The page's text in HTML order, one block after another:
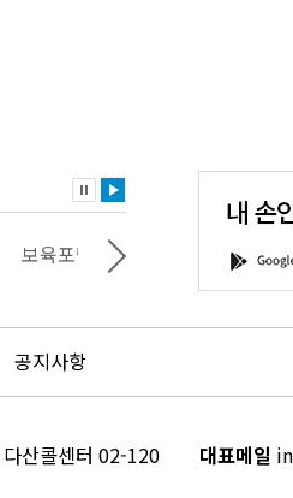
보육포털 문
내
울'을
다
로
요!
G
o
o
l
a
공지사항
다산콜센터 02-120 대표메일